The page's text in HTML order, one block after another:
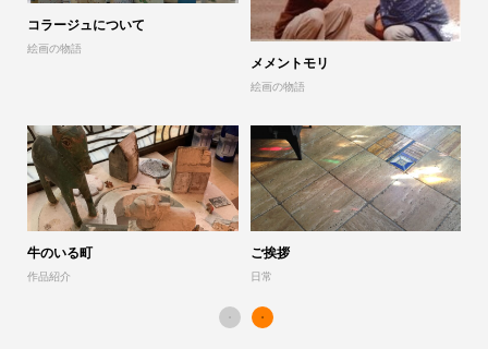
コラージュについて
絵画の物語
メメントモリ
絵画の物語
牛のいる町
作品紹介
ご挨拶
日常